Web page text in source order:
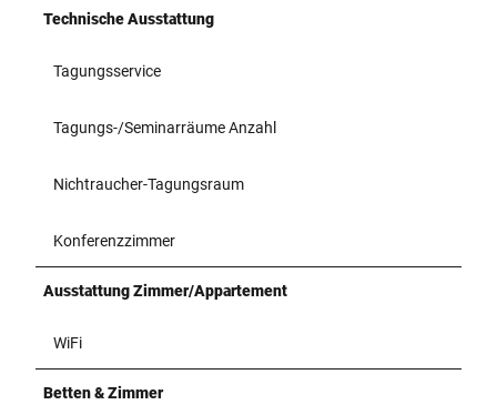
Technische Ausstattung
Tagungsservice
Tagungs-/Seminarräume Anzahl
Nichtraucher-Tagungsraum
Konferenzzimmer
Ausstattung Zimmer/Appartement
WiFi
Betten & Zimmer